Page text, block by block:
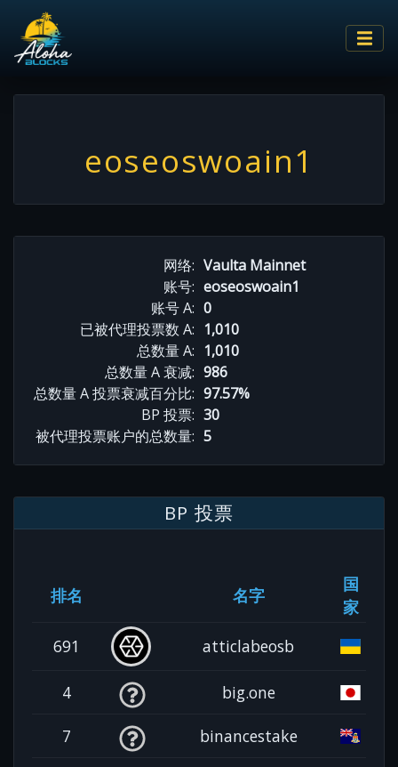
eoseoswoain1
网络: Vaulta Mainnet
账号: eoseoswoain1
账号 A: 0
已被代理投票数 A: 1,010
总数量 A: 1,010
总数量 A 衰减: 986
总数量 A 投票衰减百分比: 97.57%
BP 投票: 30
被代理投票账户的总数量: 5
BP 投票
排名 名字
国
家
691
atticlabeosb
4 big.one
7 binancestake